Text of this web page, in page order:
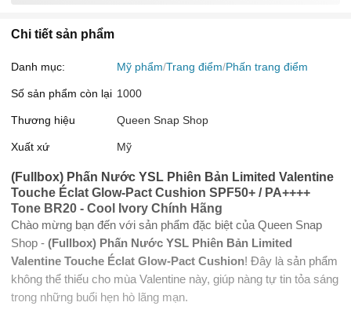
Chi tiết sản phẩm
Danh mục: Mỹ phẩm Trang điểm Phấn trang điểm
Số sản phẩm còn lại 1000
Thương hiệu Queen Snap Shop
Xuất xứ Mỹ
(Fullbox) Phấn Nước YSL Phiên Bản Limited Valentine
Touche Éclat Glow-Pact Cushion SPF50+ / PA++++
Tone BR20 - Cool Ivory Chính Hãng
Chào mừng bạn đến với sản phẩm đặc biệt của Queen Snap
Shop - (Fullbox) Phấn Nước YSL Phiên Bản Limited
Valentine Touche Éclat Glow-Pact Cushion! Đây là sản phẩm
không thể thiếu cho mùa Valentine này, giúp nàng tự tin tỏa sáng
trong những buổi hẹn hò lãng mạn.